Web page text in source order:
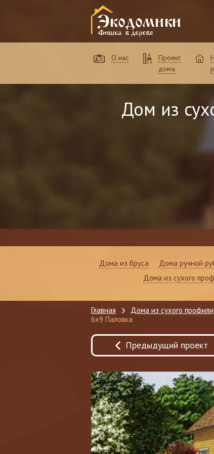
О нас
Проект
дома
Дом из
Дома из бруса Дома ручной
Дома из сухого
Главная Дома из сухого
6x9 Паловка
Предыдущий проект